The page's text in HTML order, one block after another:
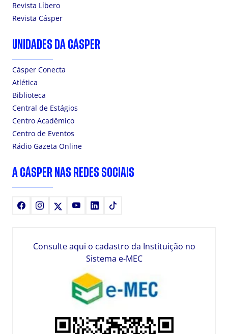
Revista Líbero
Revista Cásper
UNIDADES DA CÁSPER
Cásper Conecta
Atlética
Biblioteca
Central de Estágios
Centro Acadêmico
Centro de Eventos
Rádio Gazeta Online
A CÁSPER NAS REDES SOCIAIS
FacebookInstagram YoutubeLinkedIn
Consulte aqui o cadastro da Instituição no
Sistema e-MEC